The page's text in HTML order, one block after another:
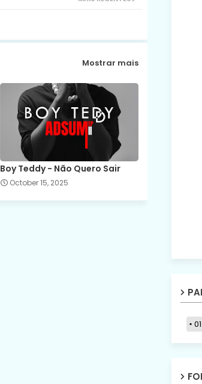
Mostrar mais
Boy Teddy - Não Quero Sair
October 15, 2025